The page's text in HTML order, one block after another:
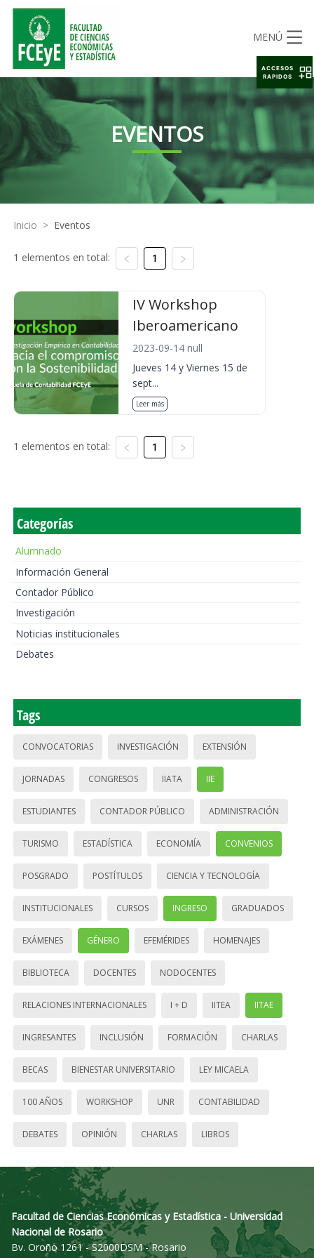
MENÚ
EVENTOS
Inicio > Eventos
1 elementos en total: 1
IV Workshop
Iberoamericano
2023-09-14 null
Jueves 14 y Viernes 15 de
sept...
Leer más
1 elementos en total: 1
Categorías
Alumnado
Información General
Contador Público
Investigación
Noticias institucionales
Debates
Tags
CONVOCATORIAS INVESTIGACIÓN EXTENSIÓN
JORNADAS CONGRESOS IIATA IIE
ESTUDIANTES CONTADOR PÚBLICO ADMINISTRACIÓN
TURISMO ESTADÍSTICA ECONOMÍA CONVENIOS
POSGRADO POSTÍTULOS CIENCIA Y TECNOLOGÍA
INSTITUCIONALES CURSOS INGRESO GRADUADOS
EXÁMENES GÉNERO EFEMÉRIDES HOMENAJES
BIBLIOTECA DOCENTES NODOCENTES
RELACIONES INTERNACIONALES I + D IITEA IITAE
INGRESANTES INCLUSIÓN FORMACIÓN CHARLAS
BECAS BIENESTAR UNIVERSITARIO LEY MICAELA
100 AÑOS WORKSHOP UNR CONTABILIDAD
DEBATES OPINIÓN CHARLAS LIBROS
Facultad de Ciencias Económicas y Estadística - Universidad
Nacional de Rosario
Bv. Oroño 1261 - S2000DSM - Rosario
ACCESOS
RAPIDOS